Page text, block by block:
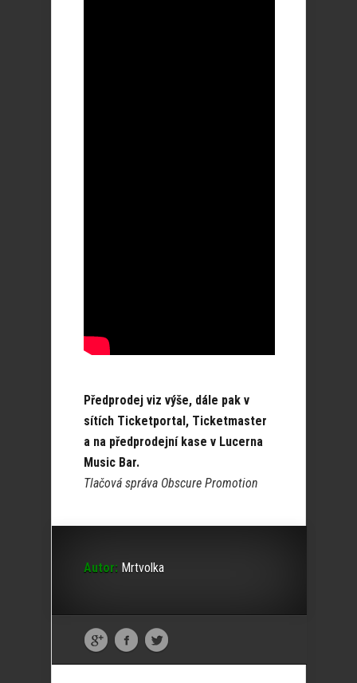
Předprodej viz výše, dále pak v
sítích Ticketportal, Ticketmaster
a na předprodejní kase v Lucerna
Music Bar.
Tlačová správa Obscure Promotion
Autor: Mrtvolka